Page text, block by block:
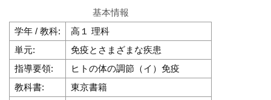
基本情報
学年 / 教科:
高１ 理科
単元:
免疫とさまざまな疾患
指導要領:
ヒトの体の調節（イ）免疫
教科書:
東京書籍